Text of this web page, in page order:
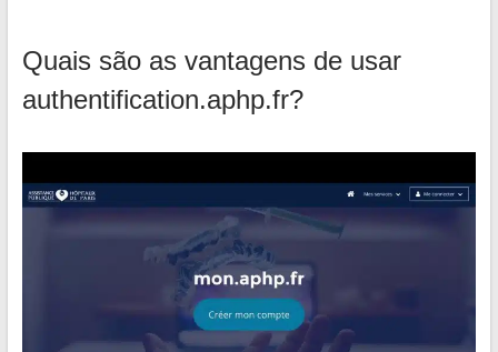
Quais são as vantagens de usar
authentification.aphp.fr?